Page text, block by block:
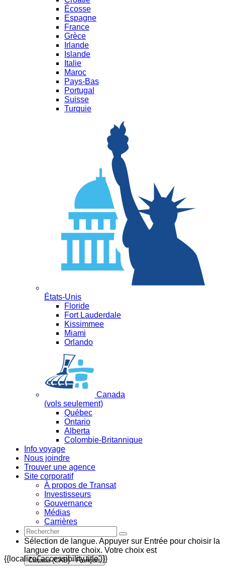
Écosse
Espagne
France
Grèce
Irlande
Islande
Italie
Maroc
Pays-Bas
Portugal
Suisse
Turquie
États-Unis
Floride
Fort Lauderdale
Kissimmee
Miami
Orlando
Canada
(vols seulement)
Québec
Ontario
Alberta
Colombie-Britannique
Info voyage
Nous joindre
Trouver une agence
Site corporatif
À propos de Transat
Investisseurs
Gouvernance
Médias
Carrières
Sélection de langue. Appuyer sur Entrée pour choisir la
langue de votre choix. Votre choix est
Canada (CAD) - Français
{{localize('accessibility.title')}}